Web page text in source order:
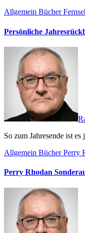
Allgemein Bücher
Persönliche
So zum Jahresende ist
Allgemein BücherPerry
Perry Rhodan